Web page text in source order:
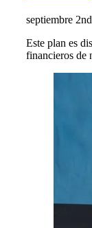
septiembre
Este plan es
financieros de